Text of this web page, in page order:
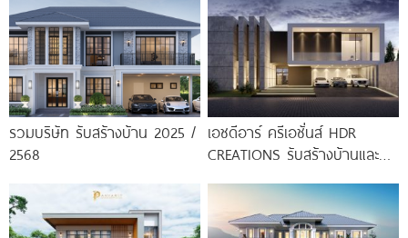
รวมบริษัท รับสร้างบ้าน 2025 /
2568
เอชดีอาร์ ครีเอชั่นส์ HDR
CREATIONS รับสร้างบ้านและ